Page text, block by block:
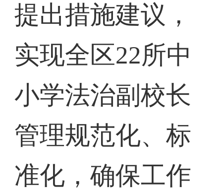
提出措施建议，
实现全区22所中
小学法治副校长
管理规范化、标
准化，确保工作